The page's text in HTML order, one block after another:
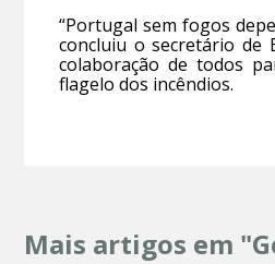
“Portugal sem fogos
concluiu o secretário de
colaboração de todos
flagelo dos incêndios.
Mais artigos em